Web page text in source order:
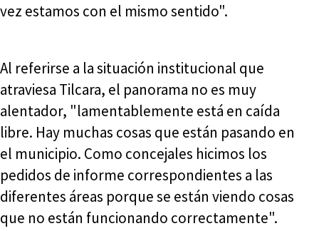
vez estamos con el mismo sentido".
Al referirse a la situación institucional que
atraviesa Tilcara, el panorama no es muy
alentador, "lamentablemente está en caída
libre. Hay muchas cosas que están pasando en
el municipio. Como concejales hicimos los
pedidos de informe correspondientes a las
diferentes áreas porque se están viendo cosas
que no están funcionando correctamente".